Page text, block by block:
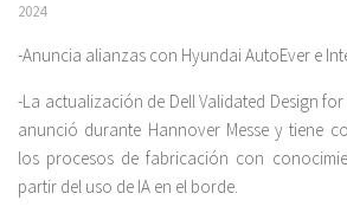
2024
-Anuncia alianzas con Hyundai AutoEver e
-La actualización de Dell Validated Design
anunció durante Hannover Messe y tiene
los procesos de fabricación con
partir del uso de IA en el borde.